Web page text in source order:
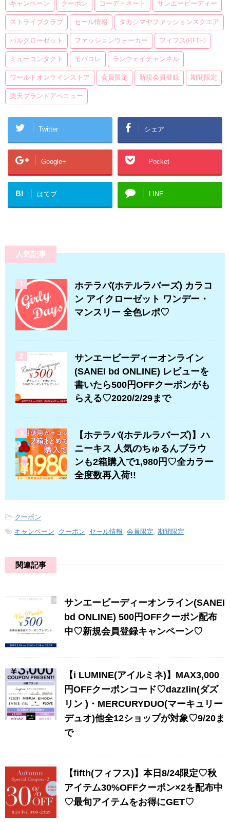
キャンペーン クーポン コーディネート サンエービーディー
ストライプクラブ セール情報 タカシマヤファッションスクエア
パルクローゼット ファッションウォーカー フィフス(fifth)
ミューコンタクト モバコレ ランウェイチャンネル
ワールドオンラインストア 会員限定 新規会員登録 期間限定
楽天ブランドアベニュー
Twitter シェア
Google+ Pocket
B! はてブ LINE
人気記事
1
ホテラバ(ホテルラバーズ) カラコ
ン アイクローゼット ワンデー・
マンスリー 全色レポ♡
2
サンエービーディーオンライン
(SANEI bd ONLINE) レビューを
書いたら500円OFFクーポンがも
らえる♡2020/2/29まで
3
【ホテラバ(ホテルラバーズ)】ハ
ニーキス 人気のちゅるんブラウ
ンも2箱購入で1,980円♡全カラー
全度数再入荷!!
-クーポン
-キャンペーン クーポン セール情報 会員限定 期間限定
関連記事
サンエービーディーオンライン(SANEI
bd ONLINE) 500円OFFクーポン配布
中♡新規会員登録キャンペーン♡
【i LUMINE(アイルミネ)】MAX3,000
円OFFクーポンコード♡dazzlin(ダズ
リン )・MERCURYDUO(マーキュリー
デュオ)他全12ショップが対象♡9/20ま
で
【fifth(フィフス)】本日8/24限定♡秋
アイテム30%OFFクーポン×2を配布中
♡最旬アイテムをお得にGET♡